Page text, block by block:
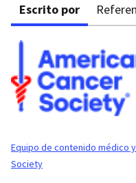
Escrito por
Equipo de contenido médico
Society